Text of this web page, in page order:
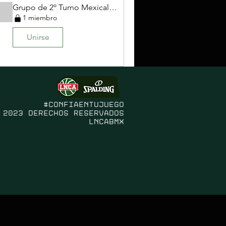
Grupo de 2º Turno Mexicali Copa México 2023
1 miembro
Unirse
#confiaentujuego
Derechos Reservados
LNCABMX